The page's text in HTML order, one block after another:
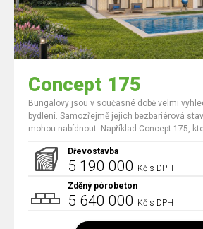
Concept 175
Bungalovy jsou v současné době velmi
bydlení. Samozřejmě jejich bezbariérová
mohou nabídnout. Například Concept 175,
Dřevostavba
5 190 000 Kč s DPH
Zděný pórobeton
5 640 000 Kč s DPH